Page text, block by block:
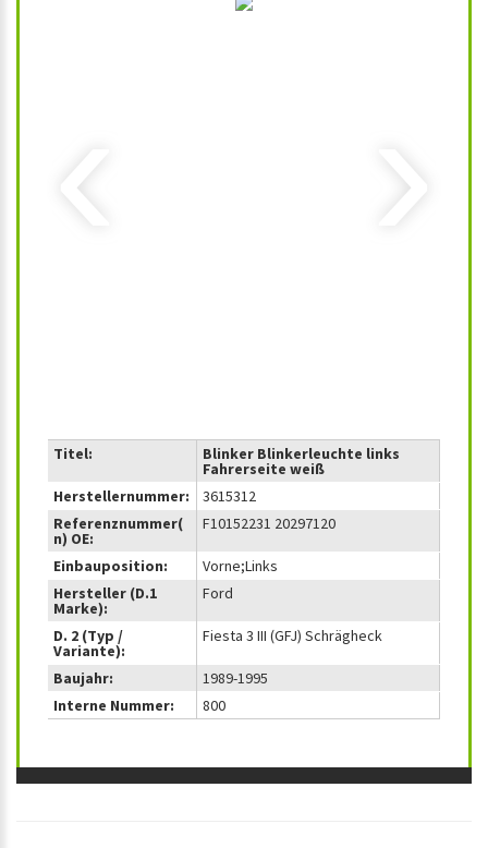
‹ ›
Titel: Blinker Blinkerleuchte links
Fahrerseite weiß
Herstellernummer:
3615312
Referenznummer(
n) OE:
F10152231 20297120
Einbauposition:
Vorne;Links
Hersteller (D.1
Marke):
Ford
D. 2 (Typ /
Variante):
Fiesta 3 III (GFJ) Schrägheck
Baujahr:
1989-1995
Interne Nummer:
800